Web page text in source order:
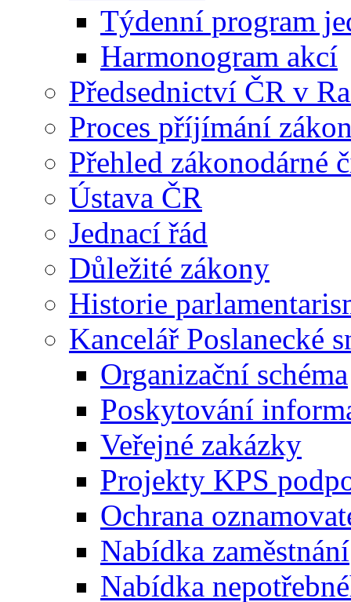
Týdenní program
Harmonogram akcí
Předsednictví ČR v
Proces příjímání
Přehled zákonodárné
Ústava ČR
Jednací řád
Důležité zákony
Historie
Kancelář Poslanecké
Organizační schéma
Poskytování
Veřejné zakázky
Projekty KPS
Ochrana
Nabídka zaměstnání
Nabídka